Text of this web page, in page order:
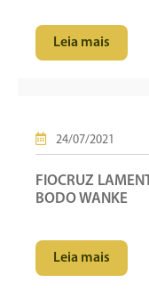
Leia mais
24/07/2021
FIOCRUZ
BODO WANKE
Leia mais